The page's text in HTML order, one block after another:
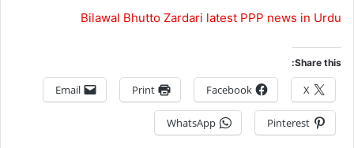
Bilawal Bhutto Zardari latest PPP news in Urdu
Share this:
X
Facebook
Print
Email
Pinterest
WhatsApp